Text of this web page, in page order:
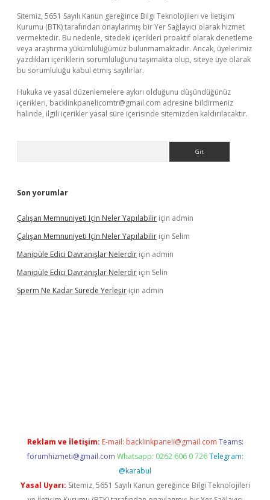
Sitemiz, 5651 Sayılı Kanun gereğince Bilgi Teknolojileri ve İletişim
Kurumu (BTK) tarafından onaylanmış bir Yer Sağlayıcı olarak hizmet
vermektedir. Bu nedenle, sitedeki içerikleri proaktif olarak denetleme
veya araştırma yükümlülüğümüz bulunmamaktadır. Ancak, üyelerimiz
yazdıkları içeriklerin sorumluluğunu taşımakta olup, siteye üye olarak
bu sorumluluğu kabul etmiş sayılırlar.
Hukuka ve yasal düzenlemelere aykırı olduğunu düşündüğünüz
içerikleri, backlinkpanelicomtr@gmail.com adresine bildirmeniz
halinde, ilgili içerikler yasal süre içerisinde sitemizden kaldırılacaktır.
Son yorumlar
Çalışan Memnuniyeti Için Neler Yapılabilir için admin
Çalışan Memnuniyeti Için Neler Yapılabilir için Selim
Manipüle Edici Davranışlar Nelerdir için admin
Manipüle Edici Davranışlar Nelerdir için Selin
Sperm Ne Kadar Sürede Yerleşir için admin
Reklam ve İletişim: E-mail: backlinkpaneli@gmail.com Teams:
forumhizmeti@gmail.com Whatsapp: 0262 606 0 726 Telegram:
@karabul
Yasal Uyarı: Sitemiz, 5651 Sayılı Kanun gereğince Bilgi Teknolojileri